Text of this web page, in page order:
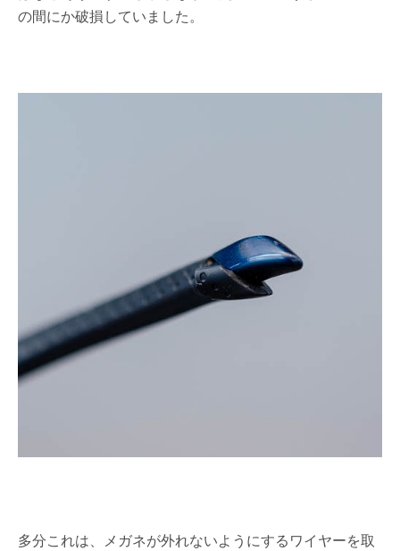
の間にか破損していました。
多分これは、メガネが外れないようにするワイヤーを取